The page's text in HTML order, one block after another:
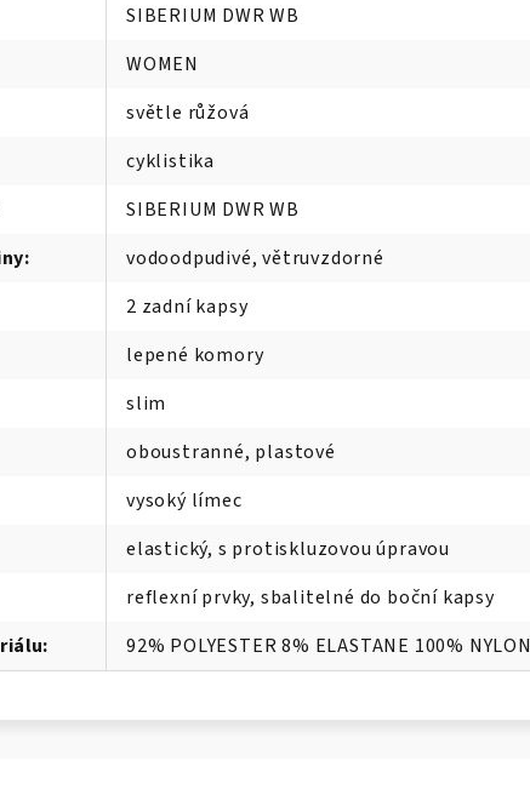
SIBERIUM DWR WB
WOMEN
světle růžová
cyklistika
SIBERIUM DWR WB
:
vodoodpudivé, větruvzdorné
2 zadní kapsy
lepené komory
slim
oboustranné, plastové
vysoký límec
elastický, s protiskluzovou úpravou
reflexní prvky, sbalitelné do boční kapsy
: 92% POLYESTER 8% ELASTANE 100% NYLON